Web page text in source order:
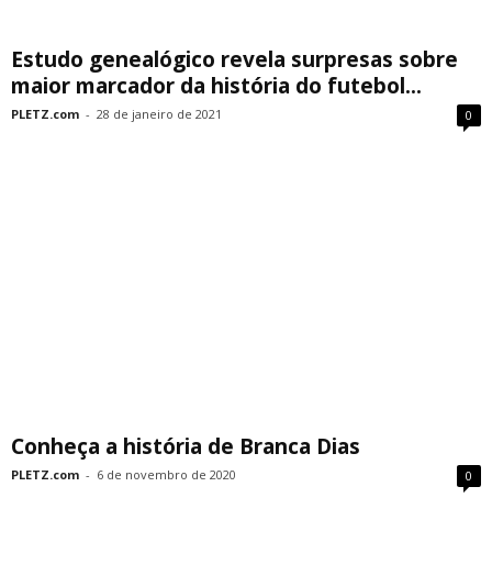
Estudo genealógico revela surpresas sobre
maior marcador da história do futebol...
PLETZ.com - 28 de janeiro de 2021 0
Conheça a história de Branca Dias
PLETZ.com - 6 de novembro de 2020 0